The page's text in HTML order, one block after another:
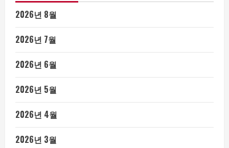
2026년 8월
2026년 7월
2026년 6월
2026년 5월
2026년 4월
2026년 3월